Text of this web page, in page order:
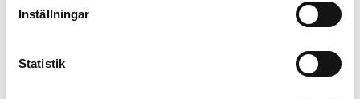
Inställningar
Statistik
Månadens spelare:
Maj: Lucas Hedlund, Utsiktens BK